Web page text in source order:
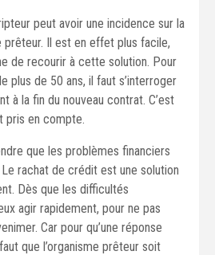
peut avoir une incidence sur la
prêteur. Il est en effet plus facile,
de recourir à cette solution. Pour
plus de 50 ans, il faut s’interroger
à la fin du nouveau contrat. C’est
pris en compte.
que les problèmes financiers
rachat de crédit est une solution
Dès que les difficultés
agir rapidement, pour ne pas
Car pour qu’une réponse
que l’organisme prêteur soit